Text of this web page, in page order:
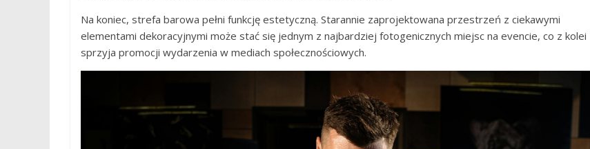
Na koniec, strefa barowa pełni funkcję estetyczną. Starannie zaprojektowana przestrzeń z ciekawymi
elementami dekoracyjnymi może stać się jednym z najbardziej fotogenicznych miejsc na evencie, co z kolei
sprzyja promocji wydarzenia w mediach społecznościowych.